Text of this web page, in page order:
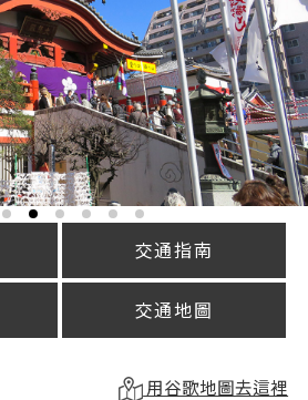
交通指南
交通地圖
用谷歌地圖去這裡